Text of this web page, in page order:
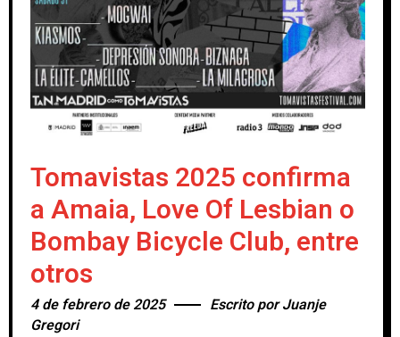
Tomavistas 2025 confirma
a Amaia, Love Of Lesbian o
Bombay Bicycle Club, entre
otros
4 de febrero de 2025 Escrito porJuanje
Gregori